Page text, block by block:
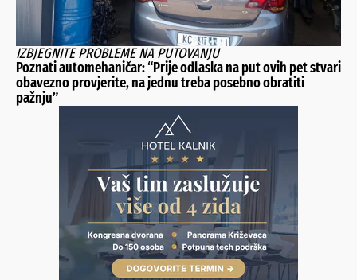
IZBJEGNITE PROBLEME NA PUTOVANJU
Poznati automehaničar: “Prije odlaska na put ovih pet stvari
obavezno provjerite, na jednu treba posebno obratiti
pažnju”